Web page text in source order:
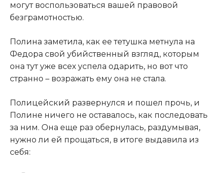
могут воспользоваться вашей правовой
безграмотностью.​
​Полина заметила, как ее тетушка метнула на
Федора свой убийственный взгляд, которым
она тут уже всех успела одарить, но вот что
странно – возражать ему она не стала.​
​Полицейский развернулся и пошел прочь, и
Полине ничего не оставалось, как последовать
за ним. Она еще раз обернулась, раздумывая,
нужно ли ей прощаться, в итоге выдавила из
себя:​